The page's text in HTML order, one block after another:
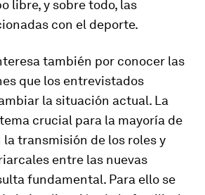
libre, y sobre todo, las
con el deporte.
también por conocer las
que los entrevistados
la situación actual. La
crucial para la mayoría de
la transmisión de los roles y
entre las nuevas
fundamental. Para ello se